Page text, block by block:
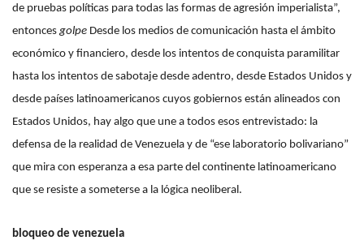
de pruebas políticas para todas las formas de agresión imperialista”,
entonces golpe Desde los medios de comunicación hasta el ámbito
económico y financiero, desde los intentos de conquista paramilitar
hasta los intentos de sabotaje desde adentro, desde Estados Unidos y
desde países latinoamericanos cuyos gobiernos están alineados con
Estados Unidos, hay algo que une a todos esos entrevistado: la
defensa de la realidad de Venezuela y de “ese laboratorio bolivariano”
que mira con esperanza a esa parte del continente latinoamericano
que se resiste a someterse a la lógica neoliberal.
bloqueo de venezuela